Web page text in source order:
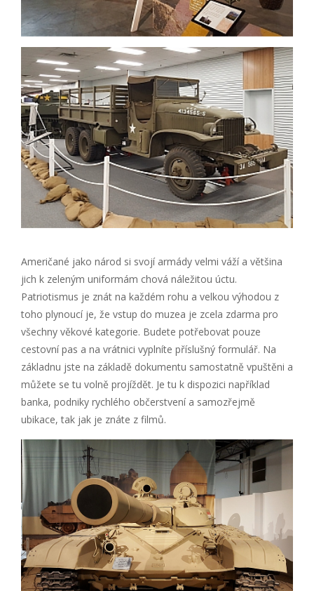
Američané jako národ si svojí armády velmi váží a většina
jich k zeleným uniformám chová náležitou úctu.
Patriotismus je znát na každém rohu a velkou výhodou z
toho plynoucí je, že vstup do muzea je zcela zdarma pro
všechny věkové kategorie. Budete potřebovat pouze
cestovní pas a na vrátnici vyplníte příslušný formulář. Na
základnu jste na základě dokumentu samostatně vpuštěni a
můžete se tu volně projíždět. Je tu k dispozici například
banka, podniky rychlého občerstvení a samozřejmě
ubikace, tak jak je znáte z filmů.